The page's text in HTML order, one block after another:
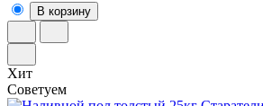
В корзину
Хит
Советуем